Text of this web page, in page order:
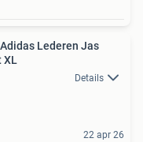
Lederen Jas
XL
Details
22 apr 26